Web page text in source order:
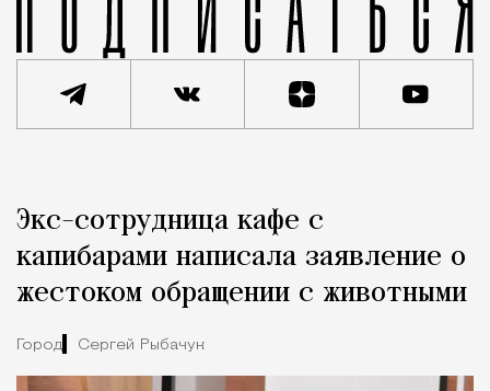
Город
Экс-сотрудница кафе с
капибарами написала заявление о
жестоком обращении с животными
Город Сергей Рыбачук